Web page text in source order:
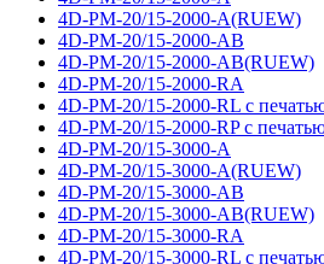
4D-PM-20/15-2000-A(RUEW)
4D-PM-20/15-2000-AB
4D-PM-20/15-2000-AB(RUEW)
4D-PM-20/15-2000-RA
4D-PM-20/15-2000-RL с
4D-PM-20/15-2000-RP с
4D-PM-20/15-3000-A
4D-PM-20/15-3000-A(RUEW)
4D-PM-20/15-3000-AB
4D-PM-20/15-3000-AB(RUEW)
4D-PM-20/15-3000-RA
4D-PM-20/15-3000-RL с